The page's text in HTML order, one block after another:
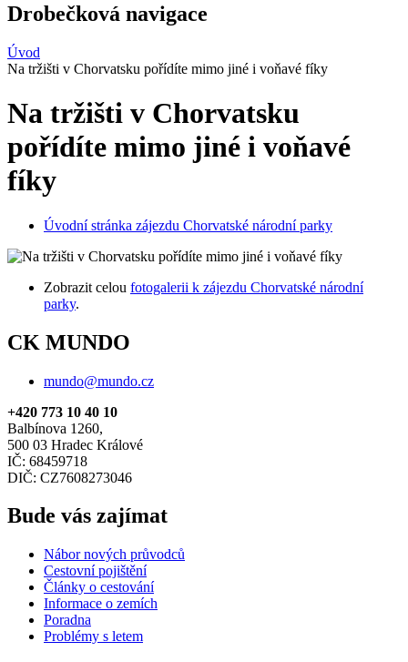
Drobečková navigace
Úvod
Na tržišti v Chorvatsku pořídíte mimo jiné i voňavé fíky
Na tržišti v Chorvatsku
pořídíte mimo jiné i voňavé
fíky
Úvodní stránka zájezdu Chorvatské národní parky
Zobrazit celou fotogalerii k zájezdu Chorvatské národní
parky.
CK MUNDO
mundo@mundo.cz
+420 773 10 40 10
Balbínova 1260,
500 03 Hradec Králové
IČ: 68459718
DIČ: CZ7608273046
Bude vás zajímat
Nábor nových průvodců
Cestovní pojištění
Články o cestování
Informace o zemích
Poradna
Problémy s letem